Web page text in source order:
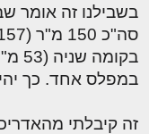
בשבילנו זה אומר
במפלס אחד. כך יהי
זה קיבלתי